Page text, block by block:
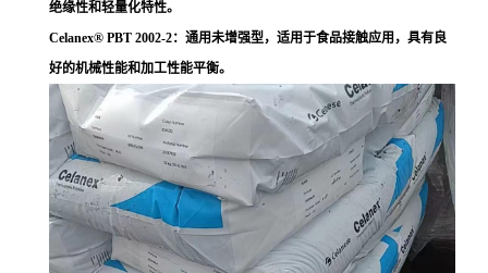
绝缘性和轻量化特性。
Celanex® PBT 2002-2：通用未增强型，适用于食品接触应用，具有良
好的机械性能和加工性能平衡。